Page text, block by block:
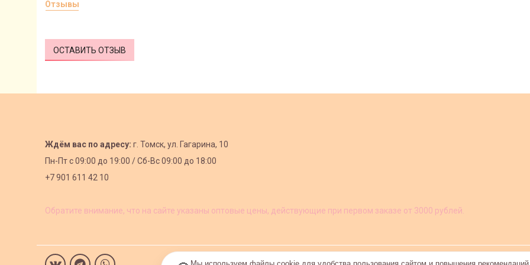
Отзывы
ОСТАВИТЬ ОТЗЫВ
Ждём вас по адресу: г. Томск, ул. Гагарина, 10
Пн-Пт с09:00 до 19:00 /Сб-Вс 09:00 до 18:00
+7 901 611 42 10
Обратите внимание, что на сайте указаны оптовые цены, действующие при первом заказе от 3000 рублей.
Мы используем файлы cookie для удобства пользования сайтом и повышения